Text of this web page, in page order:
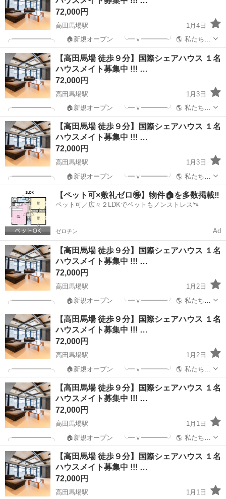
72,000円
高田馬場駅
1月4日
╭━━━━━━╮ 🏠新規オープン ╰━ｖ━━━━╯ 🌎 私たちの
ミッション! カモンアップ国際シェアハウスはあなたの 【新し
い挑戦】と【成長】を生活を通して応援します！! ご質問は、 「公式
L...
東京 新宿区 高田馬場駅 シェアハウス
【高田馬場 徒歩９分】国際シェアハウス １名
ハウスメイト募集中 !!! …
72,000円
高田馬場駅
1月3日
╭━━━━━━╮ 🏠新規オープン ╰━ｖ━━━━╯ 🌎 私たちの
ミッション! カモンアップ国際シェアハウスはあなたの 【新し
い挑戦】と【成長】を生活を通して応援します！! ご質問は、 「公式
L...
東京 新宿区 高田馬場駅 シェアハウス 徒歩
【高田馬場 徒歩９分】国際シェアハウス １名
ハウスメイト募集中 !!! …
72,000円
高田馬場駅
1月3日
╭━━━━━━╮ 🏠新規オープン ╰━ｖ━━━━╯ 🌎 私たちの
ミッション! カモンアップ国際シェアハウスはあなたの 【新し
い挑戦】と【成長】を生活を通して応援します！! ご質問は、 「公式
L...
高田馬場駅 シェアハウス 徒歩
【ペット可×敷礼ゼロ🉐】物件🏠を多数掲載‼️
ペット可／広々２LDKでペットもノンストレス🐾
ゼロチン Ad
【高田馬場 徒歩９分】国際シェアハウス １名
ハウスメイト募集中 !!! …
72,000円
高田馬場駅
1月2日
╭━━━━━━╮ 🏠新規オープン ╰━ｖ━━━━╯ 🌎 私たちの
ミッション! カモンアップ国際シェアハウスはあなたの 【新し
い挑戦】と【成長】を生活を通して応援します！! ご質問は、 「公式
L...
東京 新宿区 高田馬場駅 シェアハウス
【高田馬場 徒歩９分】国際シェアハウス １名
ハウスメイト募集中 !!! …
72,000円
高田馬場駅
1月2日
╭━━━━━━╮ 🏠新規オープン ╰━ｖ━━━━╯ 🌎 私たちの
ミッション! カモンアップ国際シェアハウスはあなたの 【新し
い挑戦】と【成長】を生活を通して応援します！! ご質問は、 「公式
L...
東京 新宿区 高田馬場駅 シェアハウス
【高田馬場 徒歩９分】国際シェアハウス １名
ハウスメイト募集中 !!! …
72,000円
高田馬場駅
1月1日
╭━━━━━━╮ 🏠新規オープン ╰━ｖ━━━━╯ 🌎 私たちの
ミッション! カモンアップ国際シェアハウスはあなたの 【新し
い挑戦】と【成長】を生活を通して応援します！! ご質問は、 「公式
L...
東京 新宿区 高田馬場駅 シェアハウス
【高田馬場 徒歩９分】国際シェアハウス １名
ハウスメイト募集中 !!! …
72,000円
高田馬場駅 1月1日